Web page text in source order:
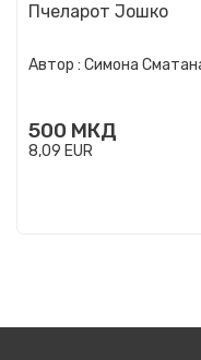
Пчеларот Јошко
Автор : Симона
500 МКД
8,09 EUR